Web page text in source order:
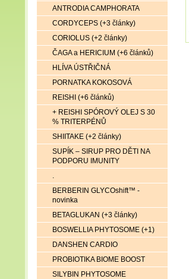
ANTRODIA CAMPHORATA
CORDYCEPS (+3 články)
CORIOLUS (+2 články)
ČAGA a HERICIUM (+6 článků)
HLÍVA ÚSTŘIČNÁ
PORNATKA KOKOSOVÁ
REISHI (+6 článků)
+ REISHI SPÓROVÝ OLEJ S 30
% TRITERPÉNŮ
SHIITAKE (+2 články)
SUPÍK – SIRUP PRO DĚTI NA
PODPORU IMUNITY
.
BERBERIN GLYCOshift™ -
novinka
BETAGLUKAN (+3 články)
BOSWELLIA PHYTOSOME (+1)
DANSHEN CARDIO
PROBIOTIKA BIOME BOOST
SILYBIN PHYTOSOME